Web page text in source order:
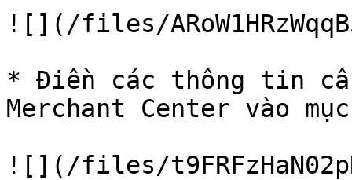
![](/files/
* Điền các thông tin
Merchant Center vào
![](/files/